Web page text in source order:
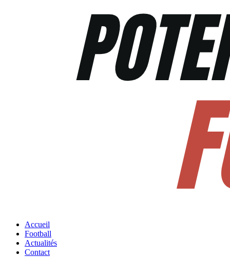
Accueil
Football
Actualités
Contact